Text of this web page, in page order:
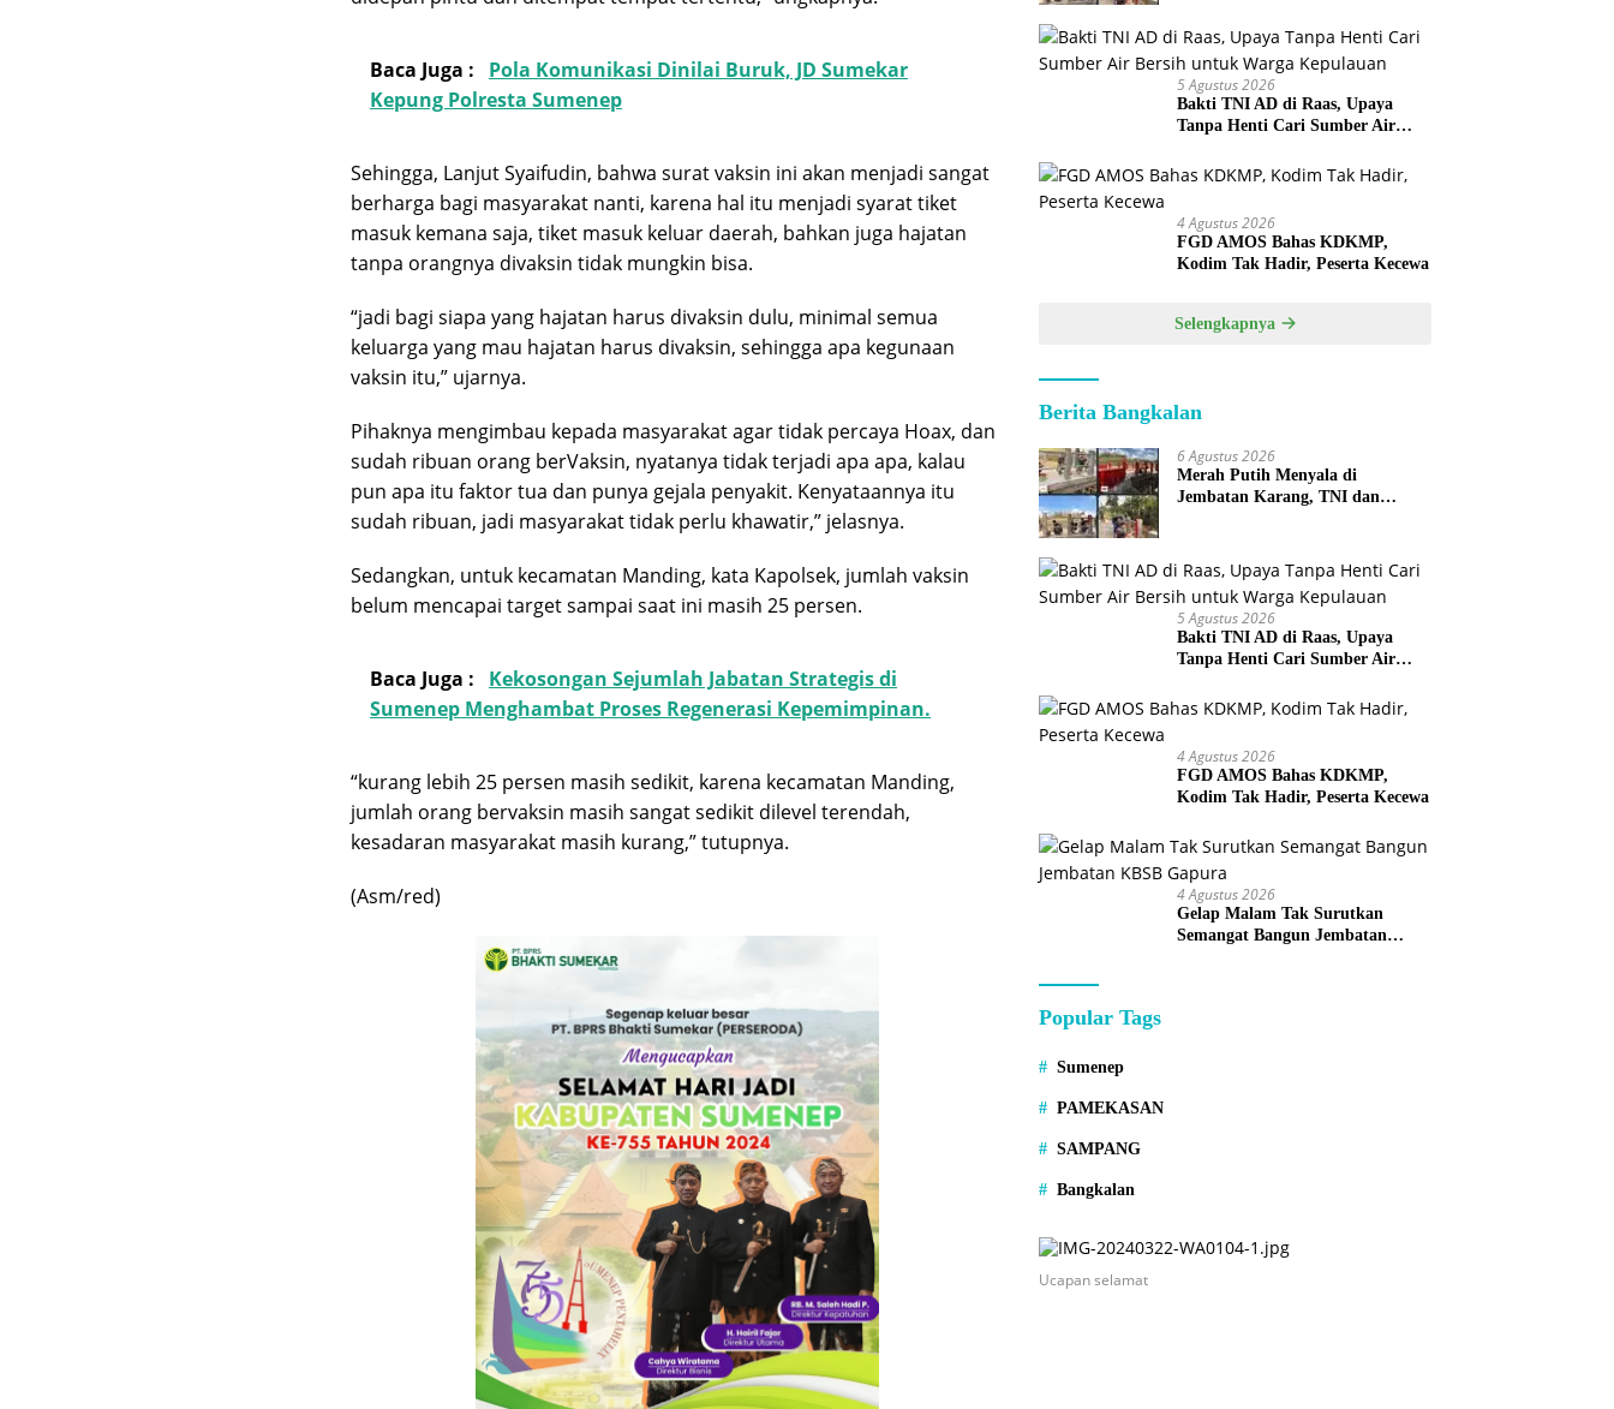
Baca Juga :
Pola Komunikasi Dinilai Buruk, JD Sumekar
Kepung Polresta Sumenep
Sehingga, Lanjut Syaifudin, bahwa surat vaksin ini akan menjadi sangat
berharga bagi masyarakat nanti, karena hal itu menjadi syarat tiket
masuk kemana saja, tiket masuk keluar daerah, bahkan juga hajatan
tanpa orangnya divaksin tidak mungkin bisa.
“jadi bagi siapa yang hajatan harus divaksin dulu, minimal semua
keluarga yang mau hajatan harus divaksin, sehingga apa kegunaan
vaksin itu,” ujarnya.
Pihaknya mengimbau kepada masyarakat agar tidak percaya Hoax, dan
sudah ribuan orang berVaksin, nyatanya tidak terjadi apa apa, kalau
pun apa itu faktor tua dan punya gejala penyakit. Kenyataannya itu
sudah ribuan, jadi masyarakat tidak perlu khawatir,” jelasnya.
Sedangkan, untuk kecamatan Manding, kata Kapolsek, jumlah vaksin
belum mencapai target sampai saat ini masih 25 persen.
Baca Juga :
Kekosongan Sejumlah Jabatan Strategis di
Sumenep Menghambat Proses Regenerasi Kepemimpinan.
“kurang lebih 25 persen masih sedikit, karena kecamatan Manding,
jumlah orang bervaksin masih sangat sedikit dilevel terendah,
kesadaran masyarakat masih kurang,” tutupnya.
(Asm/red)
5 Agustus 2026
Bakti TNI AD di Raas, Upaya
Tanpa Henti Cari Sumber Air
4 Agustus 2026
FGD AMOS Bahas KDKMP,
Kodim Tak Hadir, Peserta Kecewa
Selengkapnya
Berita Bangkalan
6 Agustus 2026
Merah Putih Menyala di
Jembatan Karang, TNI dan
5 Agustus 2026
Bakti TNI AD di Raas, Upaya
Tanpa Henti Cari Sumber Air
4 Agustus 2026
FGD AMOS Bahas KDKMP,
Kodim Tak Hadir, Peserta Kecewa
4 Agustus 2026
Gelap Malam Tak Surutkan
Semangat Bangun Jembatan
Popular Tags
Sumenep
PAMEKASAN
SAMPANG
Bangkalan
Ucapan selamat